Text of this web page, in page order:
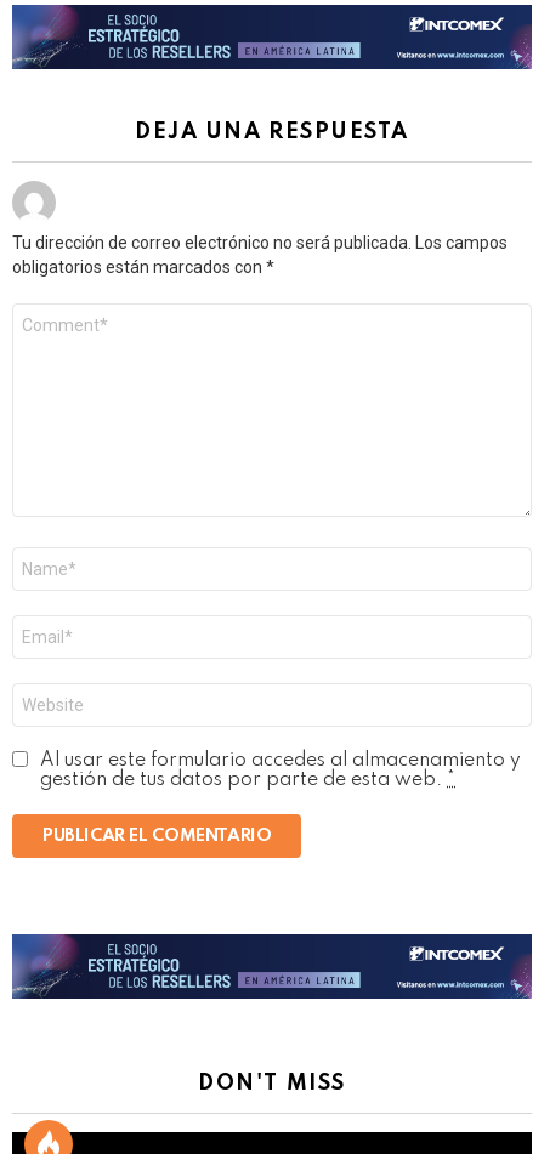
DEJA UNA RESPUESTA
Tu dirección de correo electrónico no será publicada.
Los campos
obligatorios están marcados con *
electrónico
*
Al usar este formulario accedes al almacenamiento y
gestión de tus datos por parte de esta web.
DON'T MISS